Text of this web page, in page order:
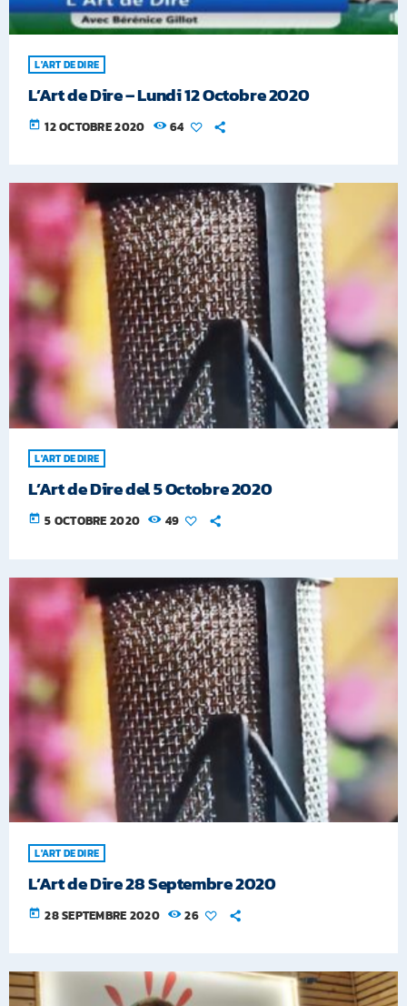
L'ART DE DIRE
L’Art de Dire – Lundi 12 Octobre 2020
today 12 OCTOBRE 2020 64
L'ART DE DIRE
L’Art de Dire del 5 Octobre 2020
today 5 OCTOBRE 2020 49
L'ART DE DIRE
L’Art de Dire 28 Septembre 2020
today 28 SEPTEMBRE 2020 26